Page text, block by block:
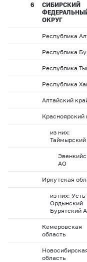
6
СИБИРСКИЙ
ОКРУГ
Республика
Республика
Республика
Республика
Алтайский
Красноярский
из них:
АО
Иркутская
из них: Усть-
Ордынский
Бурятский
Кемеровская
область
область